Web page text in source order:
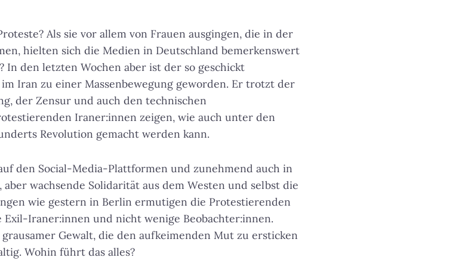
Als sie vor allem von Frauen ausgingen, die in der
hielten sich die Medien in Deutschland bemerkenswert
In den letzten Wochen aber ist der so geschickt
Iran zu einer Massenbewegung geworden. Er trotzt der
der Zensur und auch den technischen
Iraner:innen zeigen, wie auch unter den
Revolution gemacht werden kann.
den Social-Media-Plattformen und zunehmend auch in
wachsende Solidarität aus dem Westen und selbst die
wie gestern in Berlin ermutigen die Protestierenden
Iraner:innen und nicht wenige Beobachter:innen.
Gewalt, die den aufkeimenden Mut zu ersticken
Wohin führt das alles?